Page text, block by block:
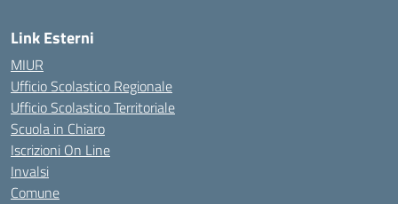
Link Esterni
MIUR
Ufficio Scolastico Regionale
Ufficio Scolastico Territoriale
Scuola in Chiaro
Iscrizioni On Line
Invalsi
Comune